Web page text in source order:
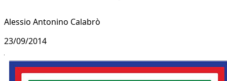
Alessio Antonino Calabrò
23/09/2014